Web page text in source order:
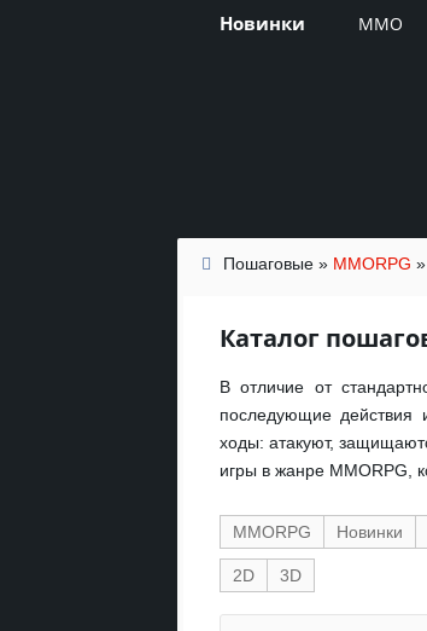
Новинки MMO
Пошаговые » MMORPG »
Каталог
В отличие от
последующие действия
ходы: атакуют,
игры в жанре MMORPG,
MMORPG Новинки
2D 3D